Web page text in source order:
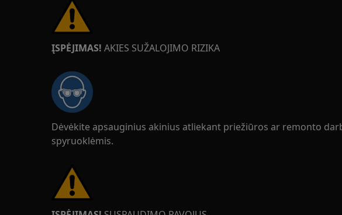
ĮSPĖJIMAS! AKIES SUŽALOJIMO RIZIKA
Dėvėkite apsauginius akinius atliekant priežiūros ar remonto
spyruoklėmis.